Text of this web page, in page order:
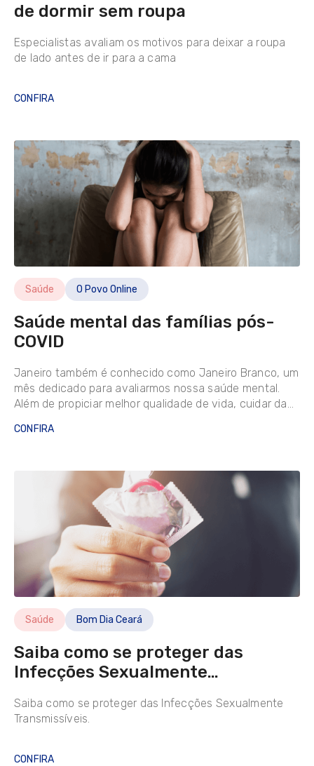
de dormir sem roupa
Especialistas avaliam os motivos para deixar a roupa
de lado antes de ir para a cama
CONFIRA
Saúde O Povo Online
Saúde mental das famílias pós-
COVID
Janeiro também é conhecido como Janeiro Branco, um
mês dedicado para avaliarmos nossa saúde mental.
Além de propiciar melhor qualidade de vida, cuidar da
projeto vitorioso…
CONFIRA
Saúde Bom Dia Ceará
Saiba como se proteger das
Infecções Sexualmente
Saiba como se proteger das Infecções Sexualmente
Transmissíveis.
CONFIRA